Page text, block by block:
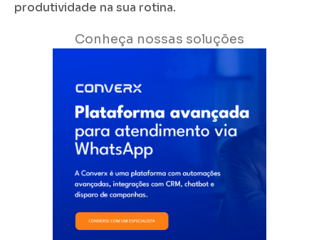
produtividade na sua rotina.
Conheça nossas soluções